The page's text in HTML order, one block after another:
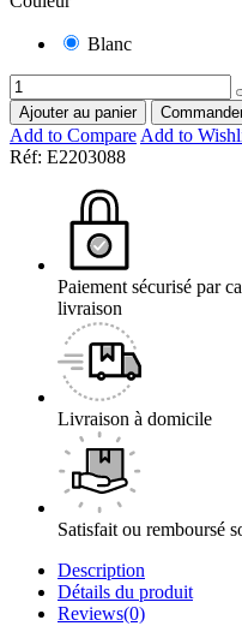
Blanc
Ajouter au panier
Add to CompareAdd to
Réf: E2203088
Paiement sécurisé par
livraison
Livraison à domicile
Satisfait ou remboursé
Description
Détails du produit
Reviews(0)